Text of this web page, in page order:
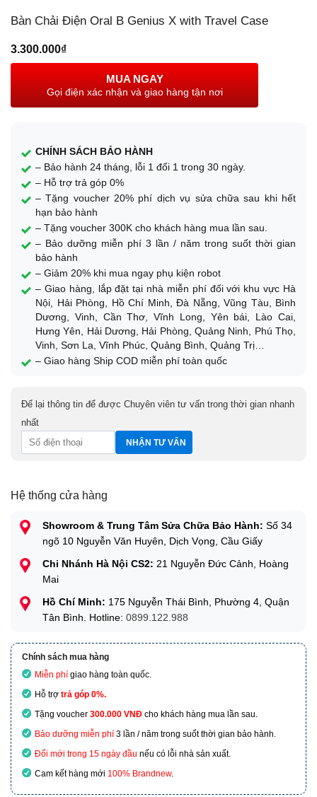
Bàn Chải Điện Oral B Genius X with Travel Case
3.300.000₫
MUA NGAY
Gọi điện xác nhận và giao hàng tận nơi
CHÍNH SÁCH BẢO HÀNH
– Bảo hành 24 tháng, lỗi 1 đổi 1 trong 30 ngày.
– Hỗ trợ trả góp 0%
– Tặng voucher 20% phí dịch vụ sửa chữa sau khi hết
hạn bảo hành
– Tặng voucher 300K cho khách hàng mua lần sau.
– Bảo dưỡng miễn phí 3 lần / năm trong suốt thời gian
bảo hành
– Giảm 20% khi mua ngay phụ kiện robot
– Giao hàng, lắp đặt tại nhà miễn phí đối với khu vực Hà
Nội, Hải Phòng, Hồ Chí Minh, Đà Nẵng, Vũng Tàu, Bình
Dương, Vinh, Cần Thơ, Vĩnh Long, Yên bái, Lào Cai,
Hưng Yên, Hải Dương, Hải Phòng, Quảng Ninh, Phú Thọ,
Vinh, Sơn La, Vĩnh Phúc, Quảng Bình, Quảng Trị…
– Giao hàng Ship COD miễn phí toàn quốc
Để lại thông tin để được Chuyên viên tư vấn trong thời gian nhanh
nhất
Hệ thống cửa hàng
Showroom & Trung Tâm Sửa Chữa Bảo Hành: Số 34
ngõ 10 Nguyễn Văn Huyên, Dịch Vọng, Cầu Giấy
Chi Nhánh Hà Nội CS2: 21 Nguyễn Đức Cảnh, Hoàng
Mai
Hồ Chí Minh: 175 Nguyễn Thái Bình, Phường 4, Quận
Tân Bình. Hotline: 0899.122.988
Chính sách mua hàng
Miễn phí giao hàng toàn quốc.
Hỗ trợ trả góp 0%.
Tặng voucher 300.000 VNĐ cho khách hàng mua lần sau.
Bảo dưỡng miễn phí 3 lần / năm trong suốt thời gian bảo hành.
Đổi mới trong 15 ngày đầu nếu có lỗi nhà sản xuất.
Cam kết hàng mới 100% Brandnew.